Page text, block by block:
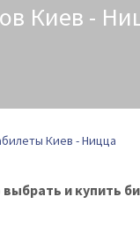
Киев -
Киев - Ницца
и купить